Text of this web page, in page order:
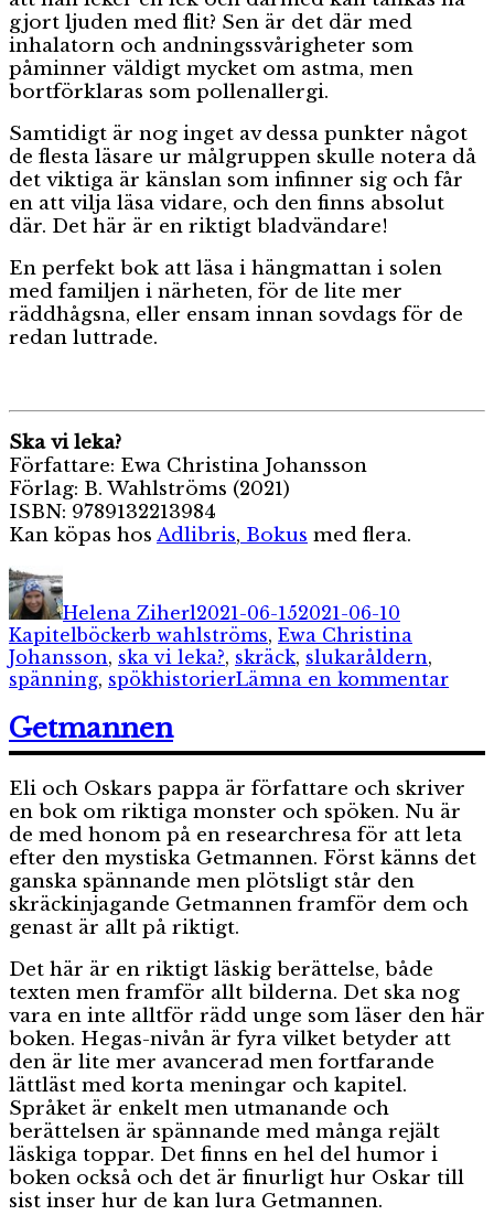
gjort ljuden med flit? Sen är det där med
inhalatorn och andningssvårigheter som
påminner väldigt mycket om astma, men
bortförklaras som pollenallergi.
Samtidigt är nog inget av dessa punkter något
de flesta läsare ur målgruppen skulle notera då
det viktiga är känslan som infinner sig och får
en att vilja läsa vidare, och den finns absolut
där. Det här är en riktigt bladvändare!
En perfekt bok att läsa i hängmattan i solen
med familjen i närheten, för de lite mer
räddhågsna, eller ensam innan sovdags för de
redan luttrade.
Ska vi leka?
Författare: Ewa Christina Johansson
Förlag: B. Wahlströms (2021)
ISBN: 9789132213984
Kan köpas hos Adlibris, Bokus med flera.
Författare
Helena Ziherl2021-06-152021-06-10
KapitelböckerEtiketter
b wahlströms, Ewa Christina
Johansson, ska vi leka?, skräck, slukaråldern,
spänning, spökhistorierLämna en kommentartill
Getmannen
Eli och Oskars pappa är författare och skriver
en bok om riktiga monster och spöken. Nu är
de med honom på en researchresa för att leta
efter den mystiska Getmannen. Först känns det
ganska spännande men plötsligt står den
skräckinjagande Getmannen framför dem och
genast är allt på riktigt.
Det här är en riktigt läskig berättelse, både
texten men framför allt bilderna. Det ska nog
vara en inte alltför rädd unge som läser den här
boken. Hegas-nivån är fyra vilket betyder att
den är lite mer avancerad men fortfarande
lättläst med korta meningar och kapitel.
Språket är enkelt men utmanande och
berättelsen är spännande med många rejält
läskiga toppar. Det finns en hel del humor i
boken också och det är finurligt hur Oskar till
sist inser hur de kan lura Getmannen.